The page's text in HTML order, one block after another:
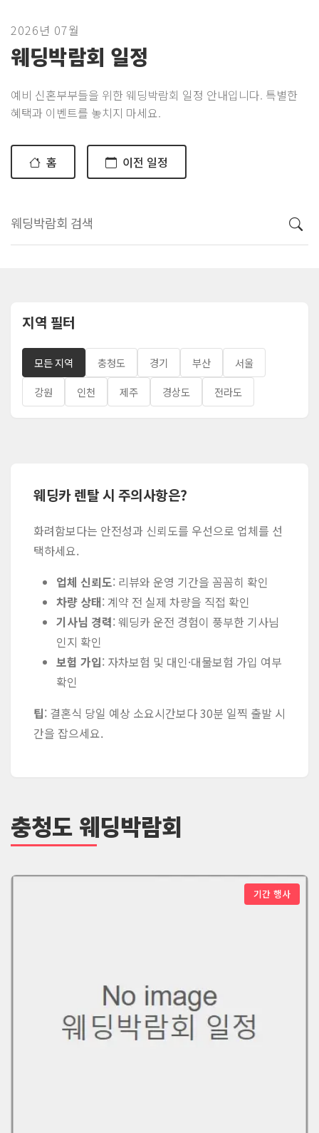
2026년 07월
웨딩박람회 일정
예비 신혼부부들을 위한 웨딩박람회 일정 안내입니다. 특별한
혜택과 이벤트를 놓치지 마세요.
홈 이전 일정
지역 필터
모든 지역 충청도 경기 부산
서울
강원
인천 제주 경상도 전라도
웨딩카 렌탈 시 주의사항은?
화려함보다는 안전성과 신뢰도를 우선으로 업체를 선
택하세요.
업체 신뢰도: 리뷰와 운영 기간을 꼼꼼히 확인
차량 상태: 계약 전 실제 차량을 직접 확인
기사님 경력: 웨딩카 운전 경험이 풍부한 기사님
인지 확인
보험 가입: 자차보험 및 대인·대물보험 가입 여부
확인
팁: 결혼식 당일 예상 소요시간보다 30분 일찍 출발 시
간을 잡으세요.
충청도 웨딩박람회
기간 행사